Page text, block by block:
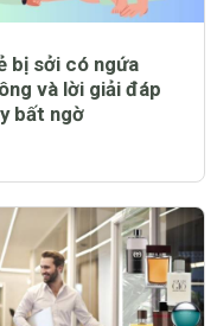
bị sởi có ngứa
và lời giải đáp
bất ngờ